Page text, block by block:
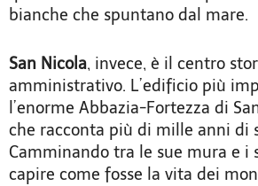
bianche che spuntano dal mare.
San Nicola, invece, è il centro
amministrativo. L’edificio più
l’enorme Abbazia-Fortezza di
che racconta più di mille anni di
Camminando tra le sue mura e i
capire come fosse la vita dei